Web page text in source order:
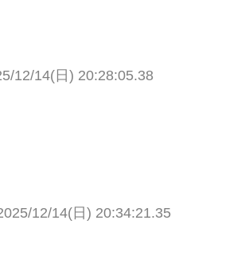
12/14(日) 20:28:05.38
12/14(日) 20:34:21.35